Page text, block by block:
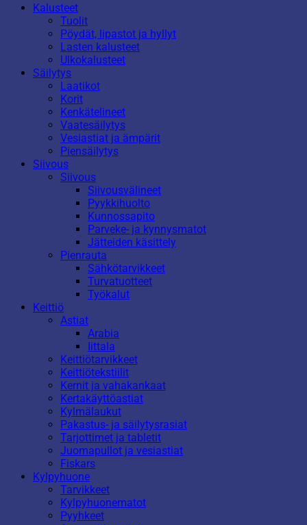
Kalusteet
Tuolit
Pöydät, lipastot ja hyllyt
Lasten kalusteet
Ulkokalusteet
Säilytys
Laatikot
Korit
Kenkätelineet
Vaatesäilytys
Vesiastiat ja ämpärit
Piensäilytys
Siivous
Siivous
Siivousvälineet
Pyykkihuolto
Kunnossapito
Parveke- ja kynnysmatot
Jätteiden käsittely
Pienrauta
Sähkötarvikkeet
Turvatuotteet
Työkalut
Keittiö
Astiat
Arabia
Iittala
Keittiötarvikkeet
Keittiötekstiilit
Kernit ja vahakankaat
Kertakäyttöastiat
Kylmälaukut
Pakastus- ja säilytysrasiat
Tarjottimet ja tabletit
Juomapullot ja vesiastiat
Fiskars
Kylpyhuone
Tarvikkeet
Kylpyhuonematot
Pyyhkeet